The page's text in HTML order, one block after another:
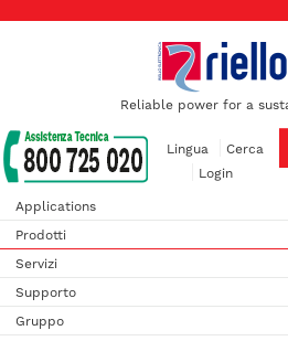
Reliable power for a
Lingua
Cerca
Login
Applications
Prodotti
Servizi
Supporto
Gruppo